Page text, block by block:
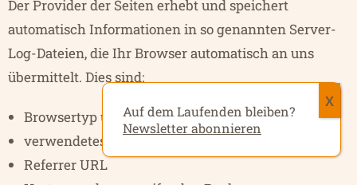
Der Provider der Seiten erhebt und speichert
automatisch Informationen in so genannten Server-
Log-Dateien, die Ihr Browser automatisch an uns
übermittelt. Dies sind:
Browsertyp und Browserversion
verwendetes Betriebssystem
Referrer URL
Auf dem Laufenden bleiben?
Newsletter abonnieren